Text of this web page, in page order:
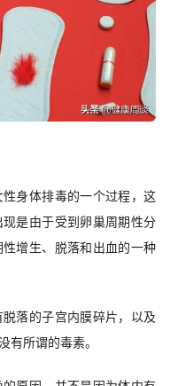
身体排毒的一个过程，这
是由于受到卵巢周期性分
增生、脱落和出血的一种
落的子宫内膜碎片，以及
有所谓的毒素。